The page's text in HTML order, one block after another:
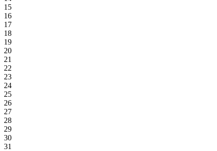
15
16
17
18
19
20
21
22
23
24
25
26
27
28
29
30
31